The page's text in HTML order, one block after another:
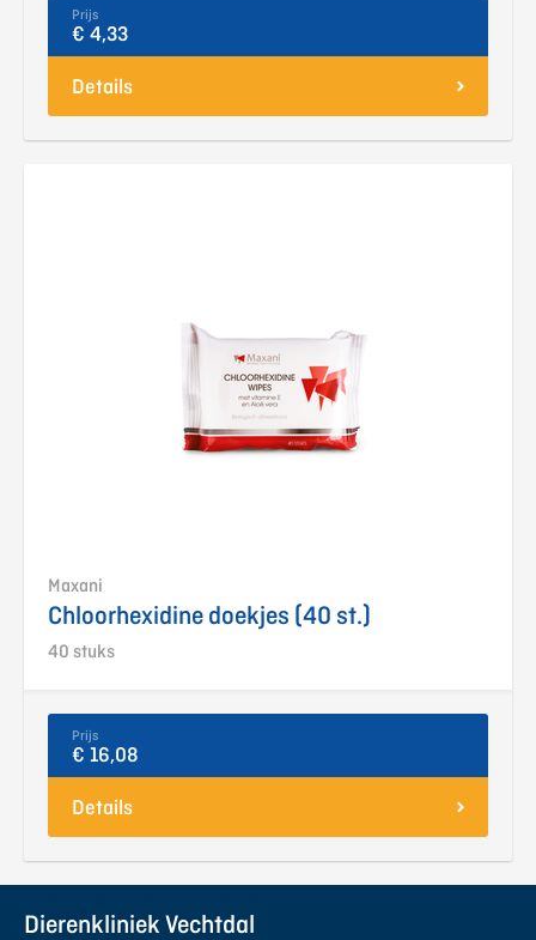
Prijs
€ 4,33
Details
Maxani
Chloorhexidine doekjes (40 st.)
40 stuks
Prijs
€ 16,08
Details
Dierenkliniek Vechtdal